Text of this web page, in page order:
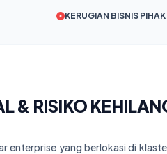
KERUGIAN BISNIS
& RISIKO
enterprise yang berlokasi di